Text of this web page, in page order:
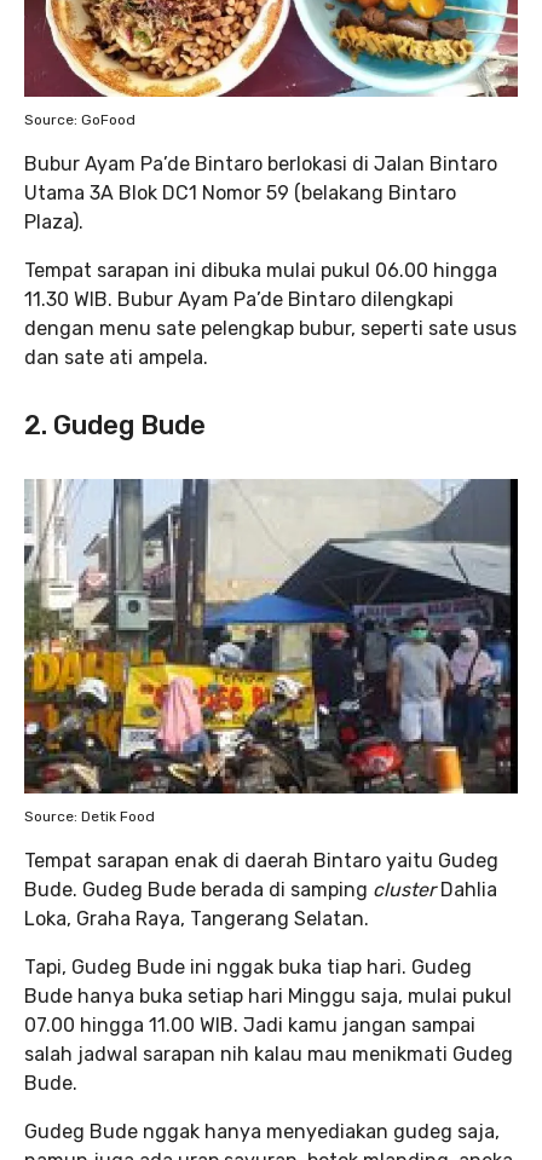
Source: GoFood
Bubur Ayam Pa’de Bintaro berlokasi di Jalan Bintaro
Utama 3A Blok DC1 Nomor 59 (belakang Bintaro
Plaza).
Tempat sarapan ini dibuka mulai pukul 06.00 hingga
11.30 WIB. Bubur Ayam Pa’de Bintaro dilengkapi
dengan menu sate pelengkap bubur, seperti sate usus
dan sate ati ampela.
2. Gudeg Bude
Source: Detik Food
Tempat sarapan enak di daerah Bintaro yaitu Gudeg
Bude. Gudeg Bude berada di samping clusterDahlia
Loka, Graha Raya, Tangerang Selatan.
Tapi, Gudeg Bude ini nggak buka tiap hari. Gudeg
Bude hanya buka setiap hari Minggu saja, mulai pukul
07.00 hingga 11.00 WIB. Jadi kamu jangan sampai
salah jadwal sarapan nih kalau mau menikmati Gudeg
Bude.
Gudeg Bude nggak hanya menyediakan gudeg saja,